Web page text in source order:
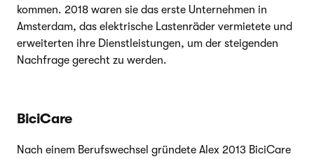
kommen. 2018 waren sie das erste Unternehmen in
Amsterdam, das elektrische Lastenräder vermietete und
erweiterten ihre Dienstleistungen, um der steigenden
Nachfrage gerecht zu werden.
BiciCare
Nach einem Berufswechsel gründete Alex 2013 BiciCare